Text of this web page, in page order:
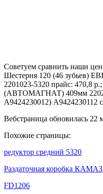
Советуем сравнить наши
Шестерня 120 (46 зубьев)
2201023-5320 прайс: 470,8
(АВТОМАГНАТ) 409мм
A9424230012) А9424230112
Вебстраница обновилась 22
Похожие страницы:
редуктор средний 5320
Раздаточная коробка
FD1206